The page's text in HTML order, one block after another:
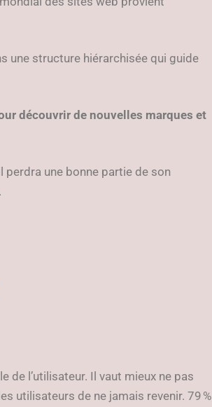
une structure hiérarchisée qui guide
découvrir de nouvelles marques et
perdra une bonne partie de son
de l’utilisateur. Il vaut mieux ne pas
utilisateurs de ne jamais revenir. 79 %